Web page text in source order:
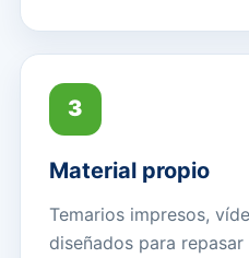
3
Material propio
Temarios impresos,
diseñados para